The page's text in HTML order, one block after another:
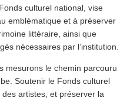
culturel national, vise
emblé­ma­tique et à préserver
littéraire, ainsi que
nécessaires par l’institution.
mesurons le chemin parcouru
Soutenir le Fonds culturel
des artistes, et préserver la